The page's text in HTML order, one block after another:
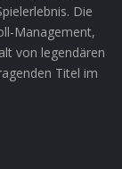
Die
Management,
von legendären
Titel im